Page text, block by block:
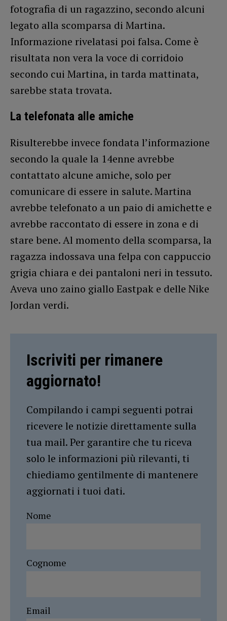
fotografia di un ragazzino, secondo alcuni
legato alla scomparsa di Martina.
Informazione rivelatasi poi falsa. Come è
risultata non vera la voce di corridoio
secondo cui Martina, in tarda mattinata,
sarebbe stata trovata.
La telefonata alle amiche
Risulterebbe invece fondata l’informazione
secondo la quale la 14enne avrebbe
contattato alcune amiche, solo per
comunicare di essere in salute. Martina
avrebbe telefonato a un paio di amichette e
avrebbe raccontato di essere in zona e di
stare bene. Al momento della scomparsa, la
ragazza indossava una felpa con cappuccio
grigia chiara e dei pantaloni neri in tessuto.
Aveva uno zaino giallo Eastpak e delle Nike
Jordan verdi.
Iscriviti per rimanere
aggiornato!
Compilando i campi seguenti potrai
ricevere le notizie direttamente sulla
tua mail. Per garantire che tu riceva
solo le informazioni più rilevanti, ti
chiediamo gentilmente di mantenere
aggiornati i tuoi dati.
Nome
Cognome
Email